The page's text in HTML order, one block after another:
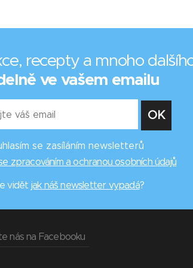
recepty a mnoho
ve vašem emailu
se zasíláním newsletterů
zpracováním a ochranou osobních údajů
vidět jak náš newsletter vypadá?
nás na Facebooku